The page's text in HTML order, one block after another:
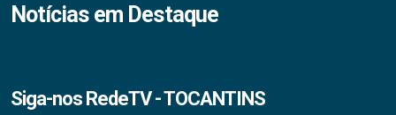
Notícias em Destaque
Siga-nos RedeTV - TOCANTINS